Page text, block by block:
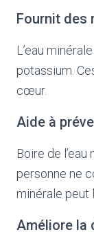
Fournit des
L’eau
potassium.
cœur.
Aide à
Boire de
personne ne
minérale peut
Améliore la